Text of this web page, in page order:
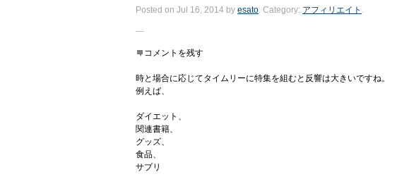
Posted on Jul 16, 2014 by esato. Category: アフィリエイト .
コメントを残す
時と場合に応じてタイムリーに特集を組むと反響は大きいですね。
例えば、
ダイエット、
関連書籍、
グッズ、
食品、
サプリ